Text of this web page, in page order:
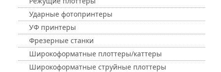
Ударные фотопринтеры
УФ принтеры
Фрезерные станки
Широкоформатные плоттеры/каттеры
Широкоформатные струйные плоттеры